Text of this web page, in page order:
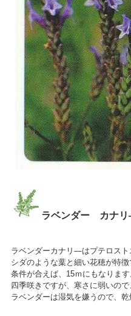
ラベンダー カナ
ラベンダーカナリ―はプテロス
シダのような葉と細い花穂が特
条件が合えば、15ｍにもなりま
四季咲きですが、寒さに弱いの
ラベンダーは湿気を嫌うので、